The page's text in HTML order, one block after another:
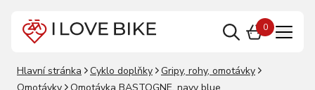
0
Hlavní stránka Cyklo doplňky
Gripy, rohy, omotávky